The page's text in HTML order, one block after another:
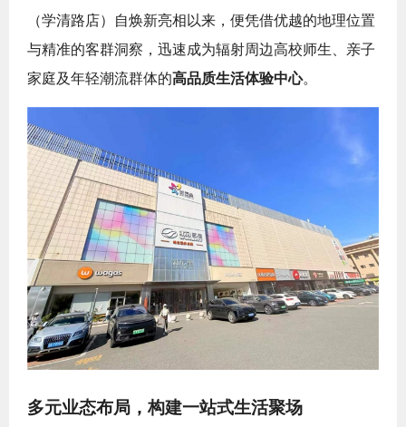
（学清路店）自焕新亮相以来，便凭借优越的地理位置
与精准的客群洞察，迅速成为辐射周边高校师生、亲子
家庭及年轻潮流群体的高品质生活体验中心。
多元业态布局，构建一站式生活聚场